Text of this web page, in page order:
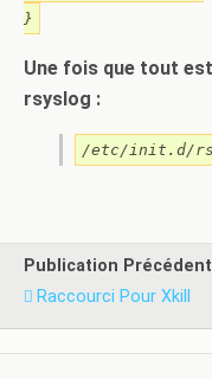
}
Une fois que tout est
rsyslog :
/etc/init.d/
Publication
Raccourci Pour Xkill